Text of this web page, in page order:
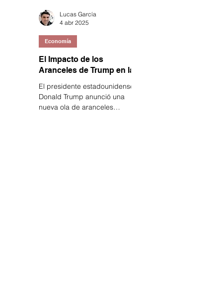
El Impacto de los
Aranceles de Trump en las
Latinoamericanas
El presidente estadounidense
Donald Trump anunció una
nueva ola de aranceles
Economía
Lucas García
4 abr 2025